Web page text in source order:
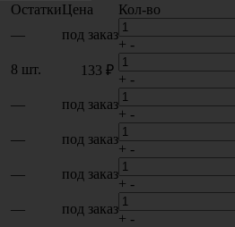
ОстаткиЦена Кол-во
— под заказ
+ -
8 шт. 133 ₽
+ -
— под заказ
+ -
— под заказ
+ -
— под заказ
+ -
— под заказ
+ -